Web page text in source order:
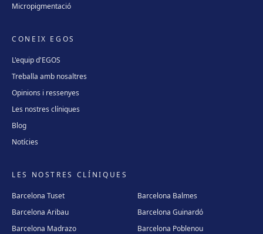
Micropigmentació
CONEIX EGOS
L'equip d'EGOS
Treballa amb nosaltres
Opinions i ressenyes
Les nostres clíniques
Blog
Notícies
LES NOSTRES CLÍNIQUES
Barcelona Tuset
Barcelona Balmes
Barcelona Aribau
Barcelona Guinardó
Barcelona Madrazo
Barcelona Poblenou